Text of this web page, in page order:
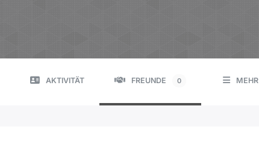
AKTIVITÄT FREUNDE 0 MEHR